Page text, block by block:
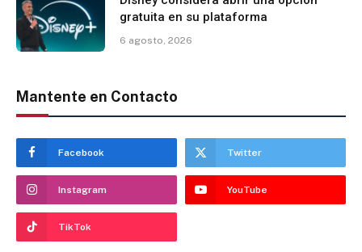
gratuita en su plataforma
6 agosto, 2026
Mantente en Contacto
Facebook Twitter
Instagram YouTube
TikTok